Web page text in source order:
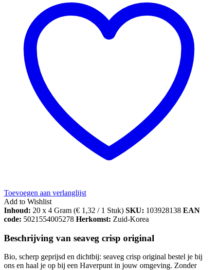
Toevoegen aan verlanglijst
Add to Wishlist
Inhoud: 20 x 4 Gram (€ 1,32 / 1 Stuk) SKU: 103928138 EAN
code: 5021554005278 Herkomst: Zuid-Korea
Beschrijving van seaveg crisp original
Bio, scherp geprijsd en dichtbij: seaveg crisp original bestel je bij
ons en haal je op bij een Haverpunt in jouw omgeving. Zonder